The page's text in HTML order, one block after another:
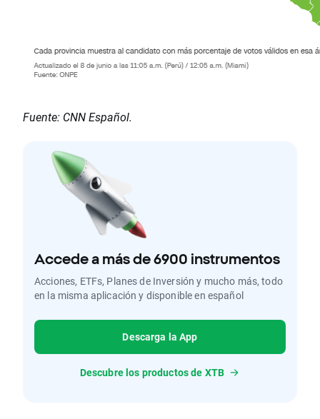
Fuente: CNN Español.
Accede a más de 6900 instrumentos
Acciones, ETFs, Planes de Inversión y mucho más, todo
en la misma aplicación y disponible en español
Descarga la App
Descubre los productos de XTB